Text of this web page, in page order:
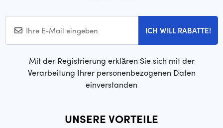
ICH WILL RABATTE!
Mit der Registrierung erklären Sie sich mit der
Verarbeitung Ihrer personenbezogenen Daten
einverstanden
UNSERE VORTEILE